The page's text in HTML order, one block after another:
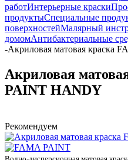
работИнтерьерные краски
продуктыСпециальные
поверхностейМалярный
домомАнтибактериальные
-Акриловая матовая краска
Акриловая
PAINT HANDY
Рекомендуем